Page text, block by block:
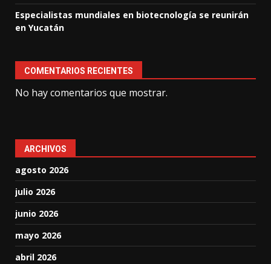
Especialistas mundiales en biotecnología se reunirán
en Yucatán
COMENTARIOS RECIENTES
No hay comentarios que mostrar.
ARCHIVOS
agosto 2026
julio 2026
junio 2026
mayo 2026
abril 2026